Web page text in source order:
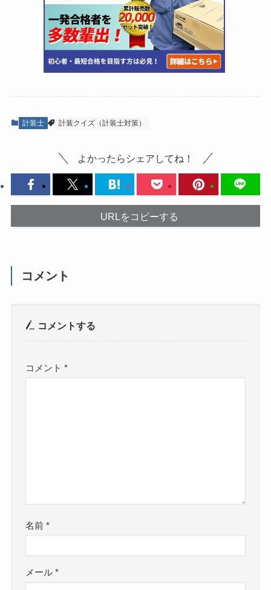
計装士 計装クイズ（計装士対策）
よかったらシェアしてね！
URLをコピーする
コメント
コメントする
コメント*
名前*
メール*